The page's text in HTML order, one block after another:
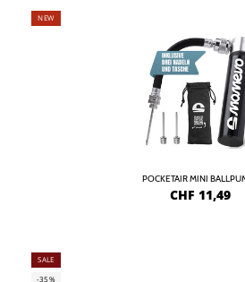
NEW
POCKETAIR MINI
CHF 11,49
SALE
-35%